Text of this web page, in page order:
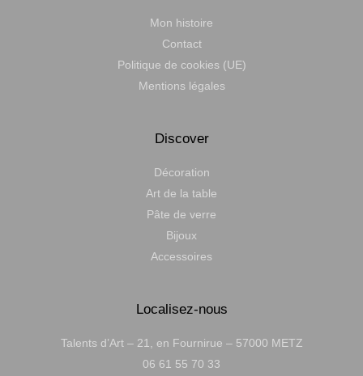
Mon histoire
Contact
Politique de cookies (UE)
Mentions légales
Discover
Décoration
Art de la table
Pâte de verre
Bijoux
Accessoires
Localisez-nous
Talents d’Art – 21, en Fournirue – 57000 METZ
06 61 55 70 33